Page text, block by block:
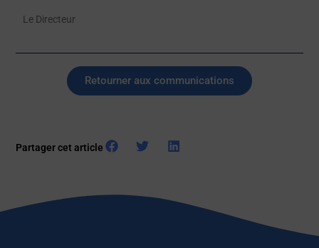
Le Directeur
Retourner aux communications
Partager cet article